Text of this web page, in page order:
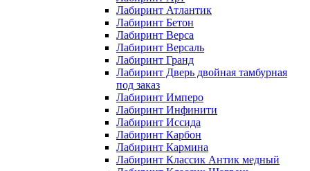
Лабиринт Атлантик
Лабиринт Бетон
Лабиринт Верса
Лабиринт Версаль
Лабиринт Гранд
Лабиринт Дверь двойная тамбурная
под заказ
Лабиринт Имперо
Лабиринт Инфинити
Лабиринт Иссида
Лабиринт Карбон
Лабиринт Кармина
Лабиринт Классик Антик медный